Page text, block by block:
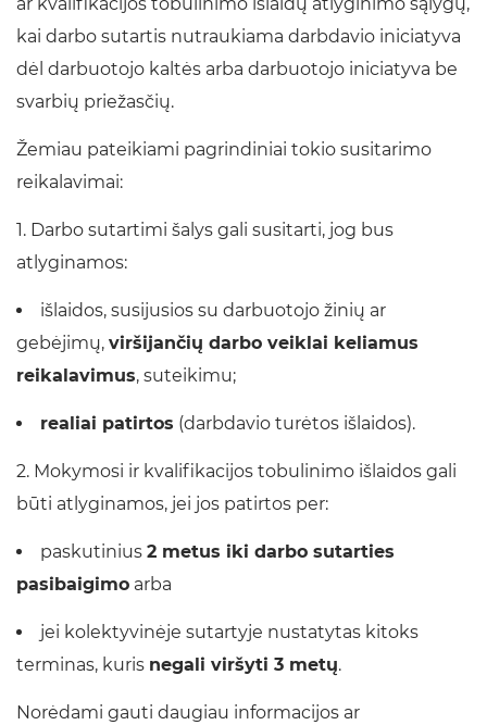
ar kvalifikacijos tobulinimo išlaidų atlyginimo sąlygų,
kai darbo sutartis nutraukiama darbdavio iniciatyva
dėl darbuotojo kaltės arba darbuotojo iniciatyva be
svarbių priežasčių.
Žemiau pateikiami pagrindiniai tokio susitarimo
reikalavimai:
1. Darbo sutartimi šalys gali susitarti, jog bus
atlyginamos:
išlaidos, susijusios su darbuotojo žinių ar
gebėjimų, viršijančių darbo veiklai keliamus
reikalavimus, suteikimu;
realiai patirtos (darbdavio turėtos išlaidos).
2. Mokymosi ir kvalifikacijos tobulinimo išlaidos gali
būti atlyginamos, jei jos patirtos per:
paskutinius 2 metus iki darbo sutarties
pasibaigimo arba
jei kolektyvinėje sutartyje nustatytas kitoks
terminas, kuris negali viršyti 3 metų.
Norėdami gauti daugiau informacijos ar